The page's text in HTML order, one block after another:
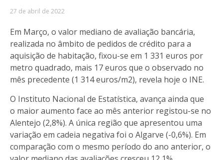
27 de abril de 2022
Em Março, o valor mediano de avaliação bancária,
realizada no âmbito de pedidos de crédito para a
aquisição de habitação, fixou-se em 1 331 euros por
metro quadrado, mais 17 euros que o observado no
mês precedente (1 314 euros/m2), revela hoje o INE.
O Instituto Nacional de Estatística, avança ainda que
o maior aumento face ao mês anterior registou-se no
Alentejo (2,8%). A única região que apresentou uma
variação em cadeia negativa foi o Algarve (-0,6%). Em
comparação com o mesmo período do ano anterior, o